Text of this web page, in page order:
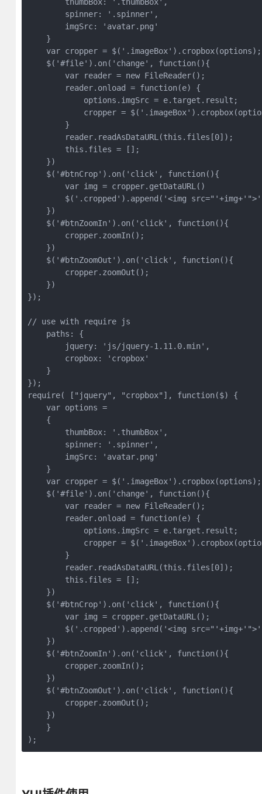
        spinner: '.spinner',
        imgSrc: 'avatar.png'
    }
    var cropper = $('.imageBox').cropbox(options);
    $('#file').on('change', function(){
        var reader = new FileReader();
        reader.onload = function(e) {
            options.imgSrc = e.target.result;
cropper =
        }
        reader.readAsDataURL(this.files[0]);
        this.files = [];
    })
    $('#btnCrop').on('click', function(){
        var img = cropper.getDataURL()
$('.cropped').append('<img
    })
    $('#btnZoomIn').on('click', function(){
        cropper.zoomIn();
    })
    $('#btnZoomOut').on('click', function(){
        cropper.zoomOut();
    })
});
// use with require js
    paths: {
        jquery: 'js/jquery-1.11.0.min',
        cropbox: 'cropbox'
    }
});
require( ["jquery", "cropbox"], function($) {
    var options =
    {
        thumbBox: '.thumbBox',
        spinner: '.spinner',
        imgSrc: 'avatar.png'
    }
    var cropper = $('.imageBox').cropbox(options);
    $('#file').on('change', function(){
        var reader = new FileReader();
        reader.onload = function(e) {
            options.imgSrc = e.target.result;
cropper =
        }
        reader.readAsDataURL(this.files[0]);
        this.files = [];
    })
    $('#btnCrop').on('click', function(){
        var img = cropper.getDataURL();
$('.cropped').append('<img
    })
    $('#btnZoomIn').on('click', function(){
        cropper.zoomIn();
    })
    $('#btnZoomOut').on('click', function(){
        cropper.zoomOut();
    })
    }
);